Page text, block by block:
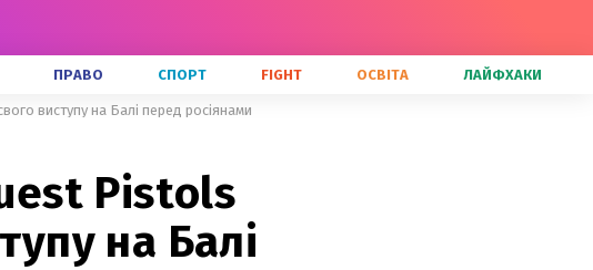
ПРАВО СПОРТ FIGHT ОСВІТА ЛАЙФХАКИ
виступу на Балі перед росіянами
Pistols
на Балі